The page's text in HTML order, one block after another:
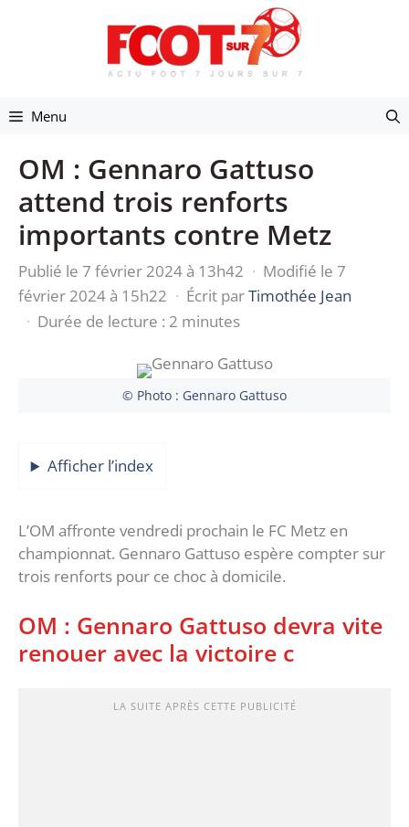
Menu
OM : Gennaro Gattuso
attend trois renforts
importants contre Metz
Publié le 7 février 2024 à 13h42 · Modifié le 7
février 2024 à 15h22 · Écrit parTimothée Jean
· Durée de lecture : 2 minutes
© Photo : Gennaro Gattuso
Afficher l’index
L’OM affronte vendredi prochain le FC Metz en
championnat. Gennaro Gattuso espère compter sur
trois renforts pour ce choc à domicile.
OM : Gennaro Gattuso devra vite
renouer avec la victoire c
LA SUITE APRÈS CETTE PUBLICITÉ